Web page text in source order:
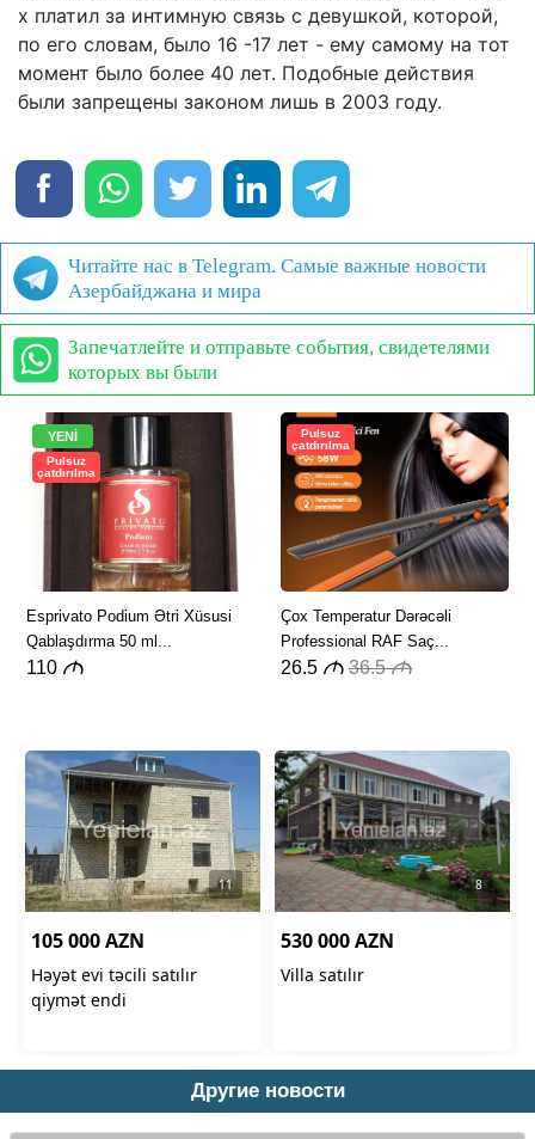
х платил за интимную связь с девушкой, которой,
по его словам, было 16 -17 лет - ему самому на тот
момент было более 40 лет. Подобные действия
были запрещены законом лишь в 2003 году.
Читайте нас в Telegram. Самые важные новости
Азербайджана и мира
Запечатлейте и отправьте события, свидетелями
которых вы были
Другие новости